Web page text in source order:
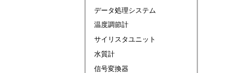
データ処理システム
温度調節計
サイリスタユニット
水質計
信号変換器